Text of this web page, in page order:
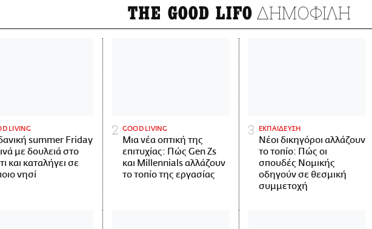
THE GOOD LIFO ΔΗΜΟΦΙΛΗ
LIVING
summer Friday
με δουλειά στο
και καταλήγει σε
νησί
GOOD LIVING
Μια νέα οπτική της
επιτυχίας: Πώς Gen Zs
και Millennials αλλάζουν
το τοπίο της εργασίας
ΕΚΠΑΙΔΕΥΣΗ
Νέοι δικηγόροι αλλάζουν
το τοπίο: Πώς οι
σπουδές Νομικής
οδηγούν σε θεσμική
συμμετοχή